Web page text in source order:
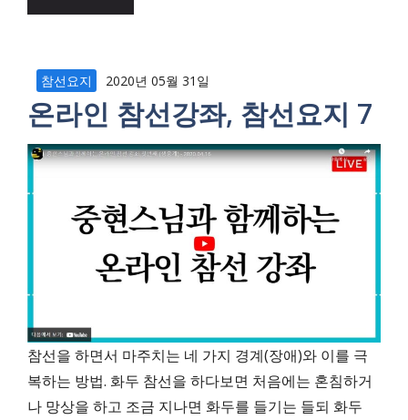
참선요지 2020년 05월 31일
온라인 참선강좌, 참선요지 7
참선을 하면서 마주치는 네 가지 경계(장애)와 이를 극
복하는 방법. 화두 참선을 하다보면 처음에는 혼침하거
나 망상을 하고 조금 지나면 화두를 들기는 들되 화두